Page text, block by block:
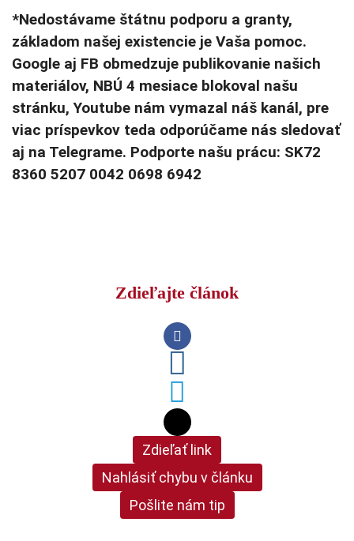
*Nedostávame štátnu podporu a granty,
základom našej existencie je Vaša pomoc.
Google aj FB obmedzuje publikovanie našich
materiálov, NBÚ 4 mesiace blokoval našu
stránku, Youtube nám vymazal náš kanál, pre
viac príspevkov teda odporúčame nás sledovať
aj na Telegrame. Podporte našu prácu: SK72
8360 5207 0042 0698 6942
Zdieľajte článok
Zdieľať link
Nahlásiť chybu v článku
Pošlite nám tip